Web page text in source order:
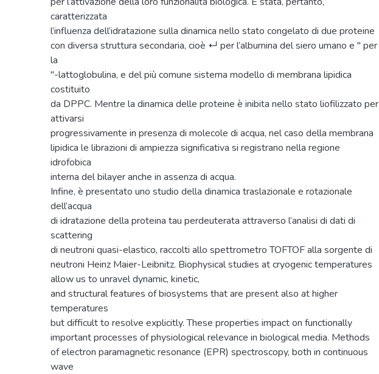
caratterizzata
l’influenza dell’idratazione sulla dinamica nello stato congelato di due proteine
con diversa struttura secondaria, cioè ↵ per l’albumina del siero umano e " per
la
"-lattoglobulina, e del più comune sistema modello di membrana lipidica
costituito
da DPPC. Mentre la dinamica delle proteine è inibita nello stato liofilizzato per
attivarsi
progressivamente in presenza di molecole di acqua, nel caso della membrana
lipidica le librazioni di ampiezza significativa si registrano nella regione
idrofobica
interna del bilayer anche in assenza di acqua.
Infine, è presentato uno studio della dinamica traslazionale e rotazionale
dell’acqua
di idratazione della proteina tau perdeuterata attraverso l’analisi di dati di
scattering
di neutroni quasi-elastico, raccolti allo spettrometro TOFTOF alla sorgente di
neutroni Heinz Maier-Leibnitz. Biophysical studies at cryogenic temperatures
allow us to unravel dynamic, kinetic,
and structural features of biosystems that are present also at higher
temperatures
but difficult to resolve explicitly. These properties impact on functionally
important processes of physiological relevance in biological media. Methods
of electron paramagnetic resonance (EPR) spectroscopy, both in continuous
wave